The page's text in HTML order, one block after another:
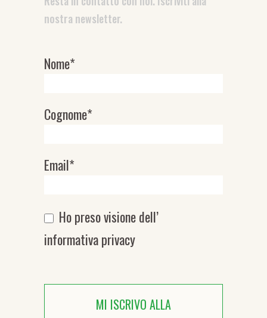
nostra newsletter.
Newsletter
Nome*
Cognome*
Email*
Ho preso visione dell’
informativa privacy
MI ISCRIVO ALLA